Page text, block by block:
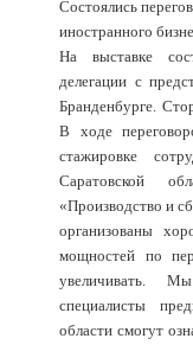
Состоялись
иностранного
На выставке
делегации с
Бранденбурге.
В ходе
стажировке
Саратовской
«Производство и
организованы
мощностей по
увеличивать.
специалисты
области смогут